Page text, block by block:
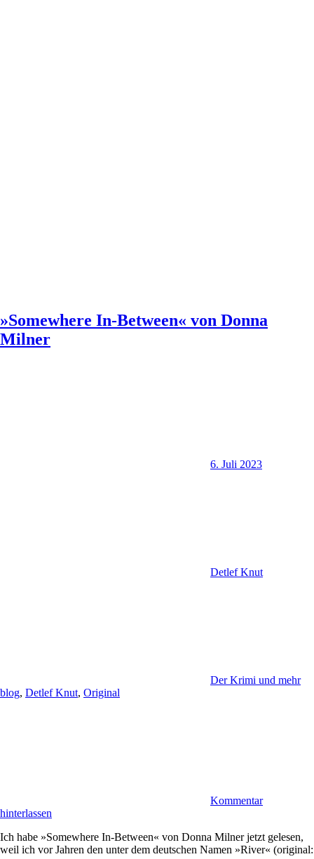
»Somewhere In-Between« von Donna
Milner
6. Juli 2023
Detlef Knut
Der Krimi und mehr
blog, Detlef Knut, Original
Kommentar
hinterlassen
Ich habe »Somewhere In-Between« von Donna Milner jetzt gelesen,
weil ich vor Jahren den unter dem deutschen Namen »River« (original: